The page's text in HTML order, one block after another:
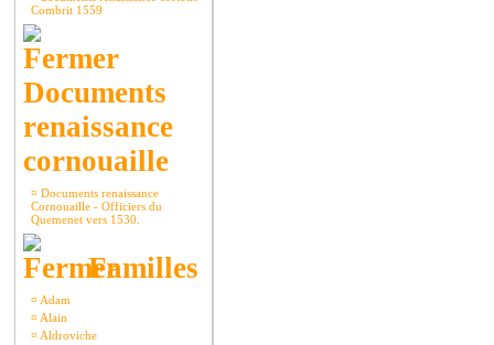
Combrit 1559
Documents
renaissance
cornouaille
¤ Documents renaissance
Cornouaille - Officiers du
Quemenet vers 1530.
Familles
¤ Adam
¤ Alain
¤ Aldroviche